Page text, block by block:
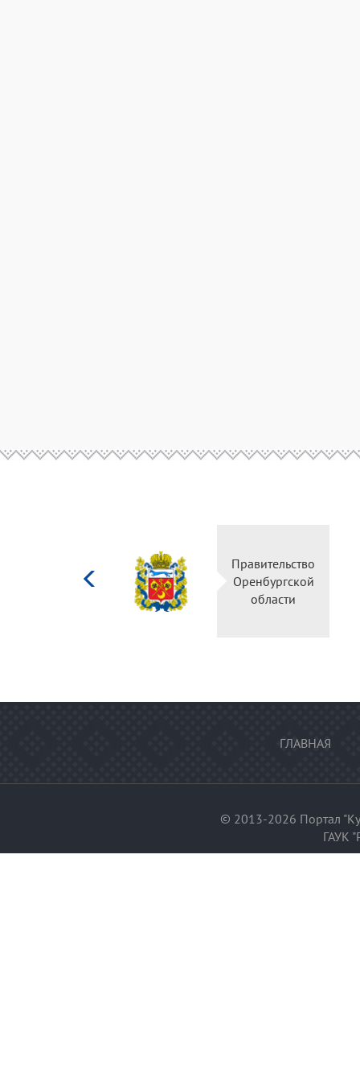
Правительство
Оренбургской
области
ГЛАВНАЯ
© 2013-2026 Портал
ГАУК